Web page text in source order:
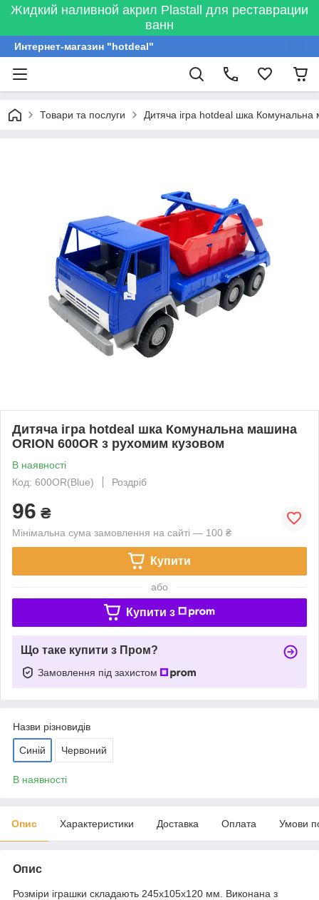
Жидкий наливной акрил Plastall для реставрации
ванн
Интернет-магазин "hotdeal"
Товари та послуги Дитяча ігра hotdeal шка
Дитяча ігра hotdeal шка Комунальна машина
ORION 600OR з рухомим кузовом
В наявності
Код: 600OR(Blue)
Роздріб
96 ₴
Мінімальна сума замовлення на сайті — 100 ₴
Купити
або
Купити з
Що таке купити з Пром?
Замовлення під захистом
Назви різновидів
Синій Червоний
В наявності
Опис Характеристики Доставка Оплата Умови
Опис
Розміри іграшки складають 245х105х120 мм. Виконана з